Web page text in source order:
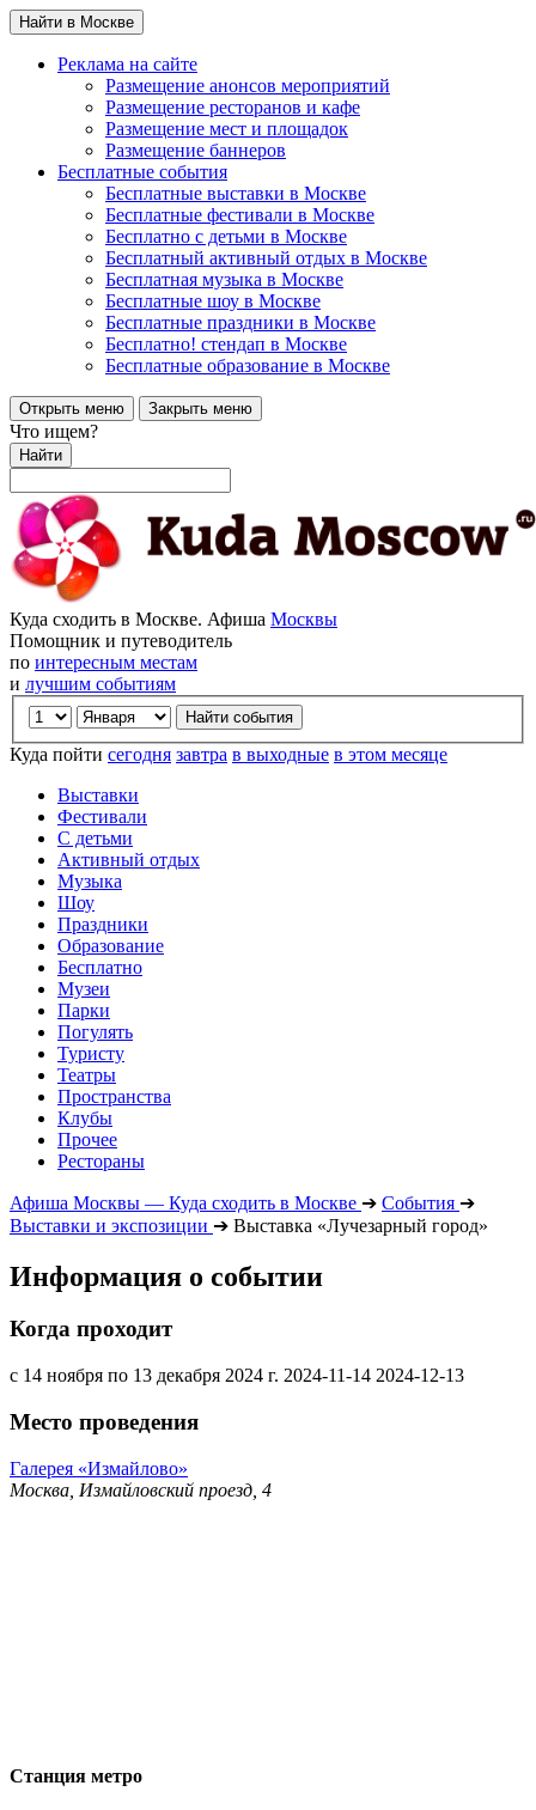
Найти в Москве
Реклама на сайте
Размещение анонсов мероприятий
Размещение ресторанов и кафе
Размещение мест и площадок
Размещение баннеров
Бесплатные события
Бесплатные выставки в Москве
Бесплатные фестивали в Москве
Бесплатно с детьми в Москве
Бесплатный активный отдых в Москве
Бесплатная музыка в Москве
Бесплатные шоу в Москве
Бесплатные праздники в Москве
Бесплатно! стендап в Москве
Бесплатные образование в Москве
Открыть меню Закрыть меню
Что ищем?
Найти
Куда сходить в Москве. Афиша Москвы
Помощник и путеводитель
по интересным местам
и лучшим событиям
Куда пойти сегодня завтра в выходные в этом месяце
Выставки
Фестивали
С детьми
Активный отдых
Музыка
Шоу
Праздники
Образование
Бесплатно
Музеи
Парки
Погулять
Туристу
Театры
Пространства
Клубы
Прочее
Рестораны
Афиша Москвы — Куда сходить в Москве ➔ События ➔
Выставки и экспозиции ➔ Выставка «Лучезарный город»
Информация о событии
Когда проходит
с 14 ноября по 13 декабря 2024 г. 2024-11-14 2024-12-13
Место проведения
Галерея «Измайлово»
Москва, Измайловский проезд, 4
Станция метро